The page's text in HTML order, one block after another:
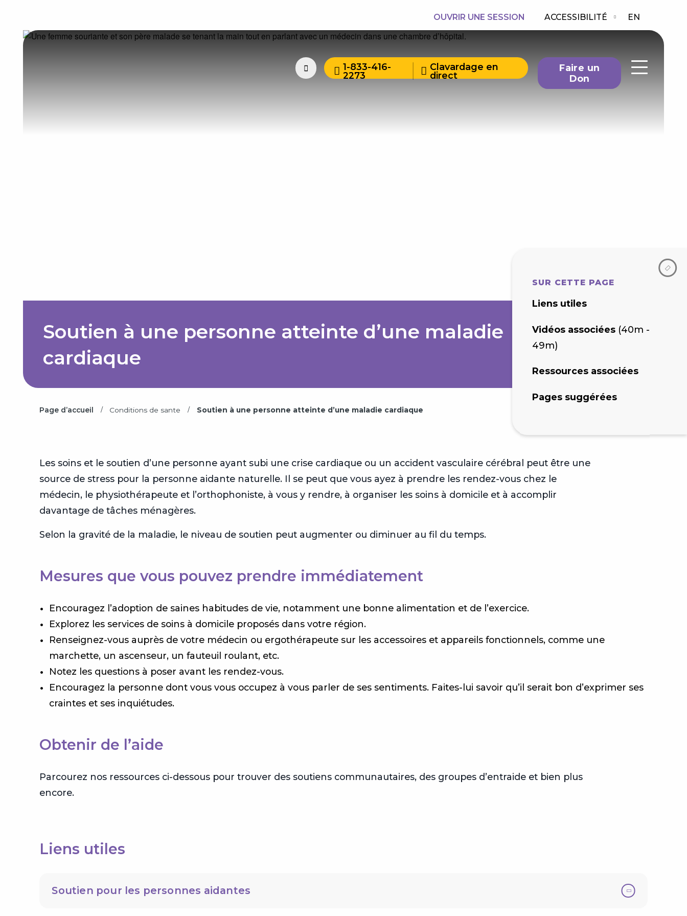
OUVRIR UNE SESSION ACCESSIBILITÉ EN
1-833-416-
2273
Clavardage en
direct
Faire un
Don
SUR CETTE PAGE
Liens utiles
Vidéos associées (40m -
49m)
Ressources associées
Pages suggérées
Soutien à une personne atteinte d’une maladie
cardiaque
Page d’accueil / Conditions de sante / Soutien à une personne atteinte d’une maladie cardiaque
Les soins et le soutien d’une personne ayant subi une crise cardiaque ou un accident vasculaire cérébral peut être une
source de stress pour la personne aidante naturelle. Il se peut que vous ayez à prendre les rendez-vous chez le
médecin, le physiothérapeute et l’orthophoniste, à vous y rendre, à organiser les soins à domicile et à accomplir
davantage de tâches ménagères.
Selon la gravité de la maladie, le niveau de soutien peut augmenter ou diminuer au fil du temps.
Mesures que vous pouvez prendre immédiatement
Encouragez l’adoption de saines habitudes de vie, notamment une bonne alimentation et de l’exercice.
Explorez les services de soins à domicile proposés dans votre région.
Renseignez-vous auprès de votre médecin ou ergothérapeute sur les accessoires et appareils fonctionnels, comme une
marchette, un ascenseur, un fauteuil roulant, etc.
Notez les questions à poser avant les rendez-vous.
Encouragez la personne dont vous vous occupez à vous parler de ses sentiments. Faites-lui savoir qu’il serait bon d’exprimer ses
craintes et ses inquiétudes.
Obtenir de l’aide
Parcourez nos ressources ci-dessous pour trouver des soutiens communautaires, des groupes d’entraide et bien plus
encore.
Liens utiles
Soutien pour les personnes aidantes